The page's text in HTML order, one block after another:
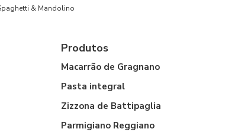
& Mandolino
Produtos
Macarrão de Gragnano
Pasta integral
Zizzona de Battipaglia
Parmigiano Reggiano